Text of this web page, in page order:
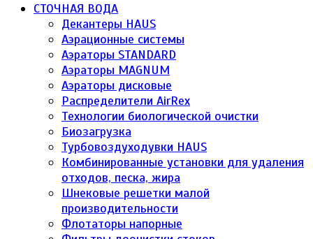
СТОЧНАЯ ВОДА
Декантеры HAUS
Аэрационные системы
Аэраторы STANDARD
Аэраторы MAGNUM
Аэраторы дисковые
Распределители AirRex
Технологии биологической очистки
Биозагрузка
Турбовоздуходувки HAUS
Комбинированные установки для удаления
отходов, песка, жира
Шнековые решетки малой
производительности
Флотаторы напорные